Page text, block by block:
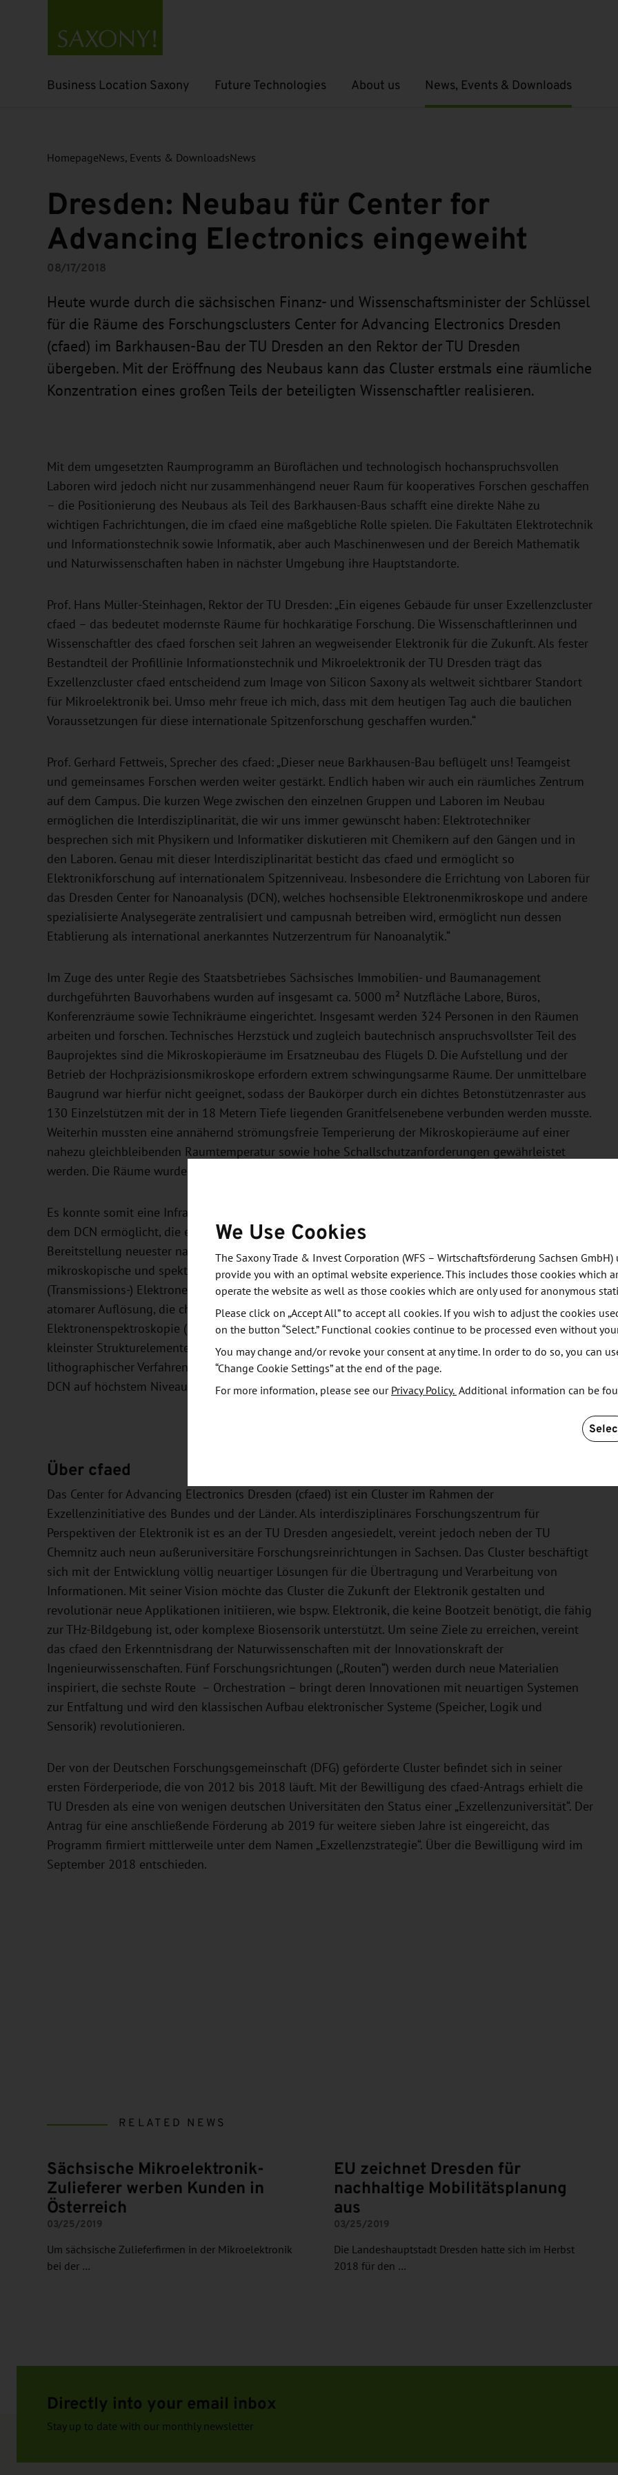
Business Location Saxony
Open submenu Future Technologies
Open submenu About us
Open submenu News, Events & Downloads
Open submenu
HomepageNews, Events & DownloadsNews
Dresden: Neubau für Center for
Advancing Electronics eingeweiht
08/17/2018
Heute wurde durch die sächsischen Finanz- und Wissenschaftsminister der Schlüssel
für die Räume des Forschungsclusters Center for Advancing Electronics Dresden
(cfaed) im Barkhausen-Bau der TU Dresden an den Rektor der TU Dresden
übergeben. Mit der Eröffnung des Neubaus kann das Cluster erstmals eine räumliche
Konzentration eines großen Teils der beteiligten Wissenschaftler realisieren.
Mit dem umgesetzten Raumprogramm an Büroflächen und technologisch hochanspruchsvollen
Laboren wird jedoch nicht nur zusammenhängend neuer Raum für kooperatives Forschen geschaffen
– die Positionierung des Neubaus als Teil des Barkhausen-Baus schafft eine direkte Nähe zu
wichtigen Fachrichtungen, die im cfaed eine maßgebliche Rolle spielen. Die Fakultäten Elektrotechnik
und Informationstechnik sowie Informatik, aber auch Maschinenwesen und der Bereich Mathematik
und Naturwissenschaften haben in nächster Umgebung ihre Hauptstandorte.
Prof. Hans Müller-Steinhagen, Rektor der TU Dresden: „Ein eigenes Gebäude für unser Exzellenzcluster
cfaed – das bedeutet modernste Räume für hochkarätige Forschung. Die Wissenschaftlerinnen und
Wissenschaftler des cfaed forschen seit Jahren an wegweisender Elektronik für die Zukunft. Als fester
Bestandteil der Profillinie Informationstechnik und Mikroelektronik der TU Dresden trägt das
Exzellenzcluster cfaed entscheidend zum Image von Silicon Saxony als weltweit sichtbarer Standort
für Mikroelektronik bei. Umso mehr freue ich mich, dass mit dem heutigen Tag auch die baulichen
Voraussetzungen für diese internationale Spitzenforschung geschaffen wurden.“
Prof. Gerhard Fettweis, Sprecher des cfaed: „Dieser neue Barkhausen-Bau beflügelt uns! Teamgeist
und gemeinsames Forschen werden weiter gestärkt. Endlich haben wir auch ein räumliches Zentrum
auf dem Campus. Die kurzen Wege zwischen den einzelnen Gruppen und Laboren im Neubau
ermöglichen die Interdisziplinarität, die wir uns immer gewünscht haben: Elektrotechniker
besprechen sich mit Physikern und Informatiker diskutieren mit Chemikern auf den Gängen und in
den Laboren. Genau mit dieser Interdisziplinarität besticht das cfaed und ermöglicht so
Elektronikforschung auf internationalem Spitzenniveau. Insbesondere die Errichtung von Laboren für
das Dresden Center for Nanoanalysis (DCN), welches hochsensible Elektronenmikroskope und andere
spezialisierte Analysegeräte zentralisiert und campusnah betreiben wird, ermöglicht nun dessen
Etablierung als international anerkanntes Nutzerzentrum für Nanoanalytik.“
Im Zuge des unter Regie des Staatsbetriebes Sächsisches Immobilien- und Baumanagement
durchgeführten Bauvorhabens wurden auf insgesamt ca. 5000 m² Nutzfläche Labore, Büros,
Konferenzräume sowie Technikräume eingerichtet. Insgesamt werden 324 Personen in den Räumen
arbeiten und forschen. Technisches Herzstück und zugleich bautechnisch anspruchsvollster Teil des
Bauprojektes sind die Mikroskopieräume im Ersatzneubau des Flügels D. Die Aufstellung und der
Betrieb der Hochpräzisionsmikroskope erfordern extrem schwingungsarme Räume. Der unmittelbare
Baugrund war hierfür nicht geeignet, sodass der Baukörper durch ein dichtes Betonstützenraster aus
130 Einzelstützen mit der in 18 Metern Tiefe liegenden Granitfelsenebene verbunden werden musste.
Weiterhin mussten eine annähernd strömungsfreie Temperierung der Mikroskopieräume auf einer
nahezu gleichbleibenden Raumtemperatur sowie hohe Schallschutzanforderungen gewährleistet
werden. Die Räume wurden zudem mit aufwendigen MU-Metall-Magnetfeldabschirmungen versehen.
Es konnte somit eine Infrastruktur auf dem modernsten Stand der Technik geschaffen werden, die es
dem DCN ermöglicht, die engagierten Forschungsvorhaben des Exzellenzclusters cfaed durch die
Bereitstellung neuester nanoanalytischer Methoden zu unterstützten. Hierzu zählen insbesondere
mikroskopische und spektroskopische Verfahren wie zum Beispiel die hochauflösende
(Transmissions-) Elektronenmikroskopie (HR-(S)TEM, HR-SEM), Rastersondenverfahren mit bis zu
atomarer Auflösung, die chemische Analyse auf kleinesten Längenskalen mittels Röntgen- und
Elektronenspektroskopie (EDX, EELS) oder die Röntgentomographie. Aber auch die Erzeugung
kleinster Strukturelemente unter Verwendung scharf gebündelte Ionenstrahlen (FIB) oder mit Hilfe
lithographischer Verfahren wird hier – abgeschirmt von den oft störenden Umgebungseinflüssen – im
DCN auf höchstem Niveau möglich sein.
Über cfaed
Das Center for Advancing Electronics Dresden (cfaed) ist ein Cluster im Rahmen der
Exzellenzinitiative des Bundes und der Länder. Als interdisziplinäres Forschungszentrum für
Perspektiven der Elektronik ist es an der TU Dresden angesiedelt, vereint jedoch neben der TU
Chemnitz auch neun außeruniversitäre Forschungsreinrichtungen in Sachsen. Das Cluster beschäftigt
sich mit der Entwicklung völlig neuartiger Lösungen für die Übertragung und Verarbeitung von
Informationen. Mit seiner Vision möchte das Cluster die Zukunft der Elektronik gestalten und
revolutionär neue Applikationen initiieren, wie bspw. Elektronik, die keine Bootzeit benötigt, die fähig
zur THz-Bildgebung ist, oder komplexe Biosensorik unterstützt. Um seine Ziele zu erreichen, vereint
das cfaed den Erkenntnisdrang der Naturwissenschaften mit der Innovationskraft der
Ingenieurwissenschaften. Fünf Forschungsrichtungen („Routen“) werden durch neue Materialien
inspiriert, die sechste Route – Orchestration – bringt deren Innovationen mit neuartigen Systemen
zur Entfaltung und wird den klassischen Aufbau elektronischer Systeme (Speicher, Logik und
Sensorik) revolutionieren.
Der von der Deutschen Forschungsgemeinschaft (DFG) geförderte Cluster befindet sich in seiner
ersten Förderperiode, die von 2012 bis 2018 läuft. Mit der Bewilligung des cfaed-Antrags erhielt die
TU Dresden als eine von wenigen deutschen Universitäten den Status einer „Exzellenzuniversität“. Der
Antrag für eine anschließende Förderung ab 2019 für weitere sieben Jahre ist eingereicht, das
Programm firmiert mittlerweile unter dem Namen „Exzellenzstrategie“. Über die Bewilligung wird im
September 2018 entschieden.
RELATED NEWS
Sächsische Mikroelektronik-
Zulieferer werben Kunden in
Österreich
03/25/2019
Um sächsische Zulieferfirmen in der Mikroelektronik
bei der …
EU zeichnet Dresden für
nachhaltige Mobilitätsplanung
aus
03/25/2019
Die Landeshauptstadt Dresden hatte sich im Herbst
2018 für den …
Directly into your email inbox
Stay up to date with our monthly newsletter
We Use Cookies
The Saxony Trade & Invest Corporation (WFS – Wirtschaftsförderung Sachsen GmbH)
provide you with an optimal website experience. This includes those cookies which
operate the website as well as those cookies which are only used for anonymous
Please click on „Accept All” to accept all cookies. If you wish to adjust the cookies
on the button “Select.” Functional cookies continue to be processed even without
You may change and/or revoke your consent at any time. In order to do so, you can
“Change Cookie Settings” at the end of the page.
For more information, please see our Privacy Policy. Additional information can be